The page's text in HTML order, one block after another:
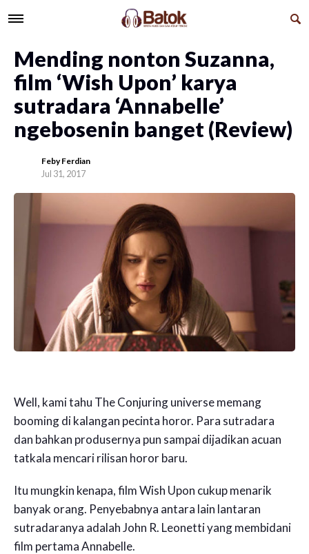
Mending nonton Suzanna,
film ‘Wish Upon’ karya
sutradara ‘Annabelle’
ngebosenin banget (Review)
Feby Ferdian
Jul 31, 2017
Well, kami tahu The Conjuring universe memang
booming di kalangan pecinta horor. Para sutradara
dan bahkan produsernya pun sampai dijadikan acuan
tatkala mencari rilisan horor baru.
Itu mungkin kenapa, film Wish Upon cukup menarik
banyak orang. Penyebabnya antara lain lantaran
sutradaranya adalah John R. Leonetti yang membidani
film pertama Annabelle.